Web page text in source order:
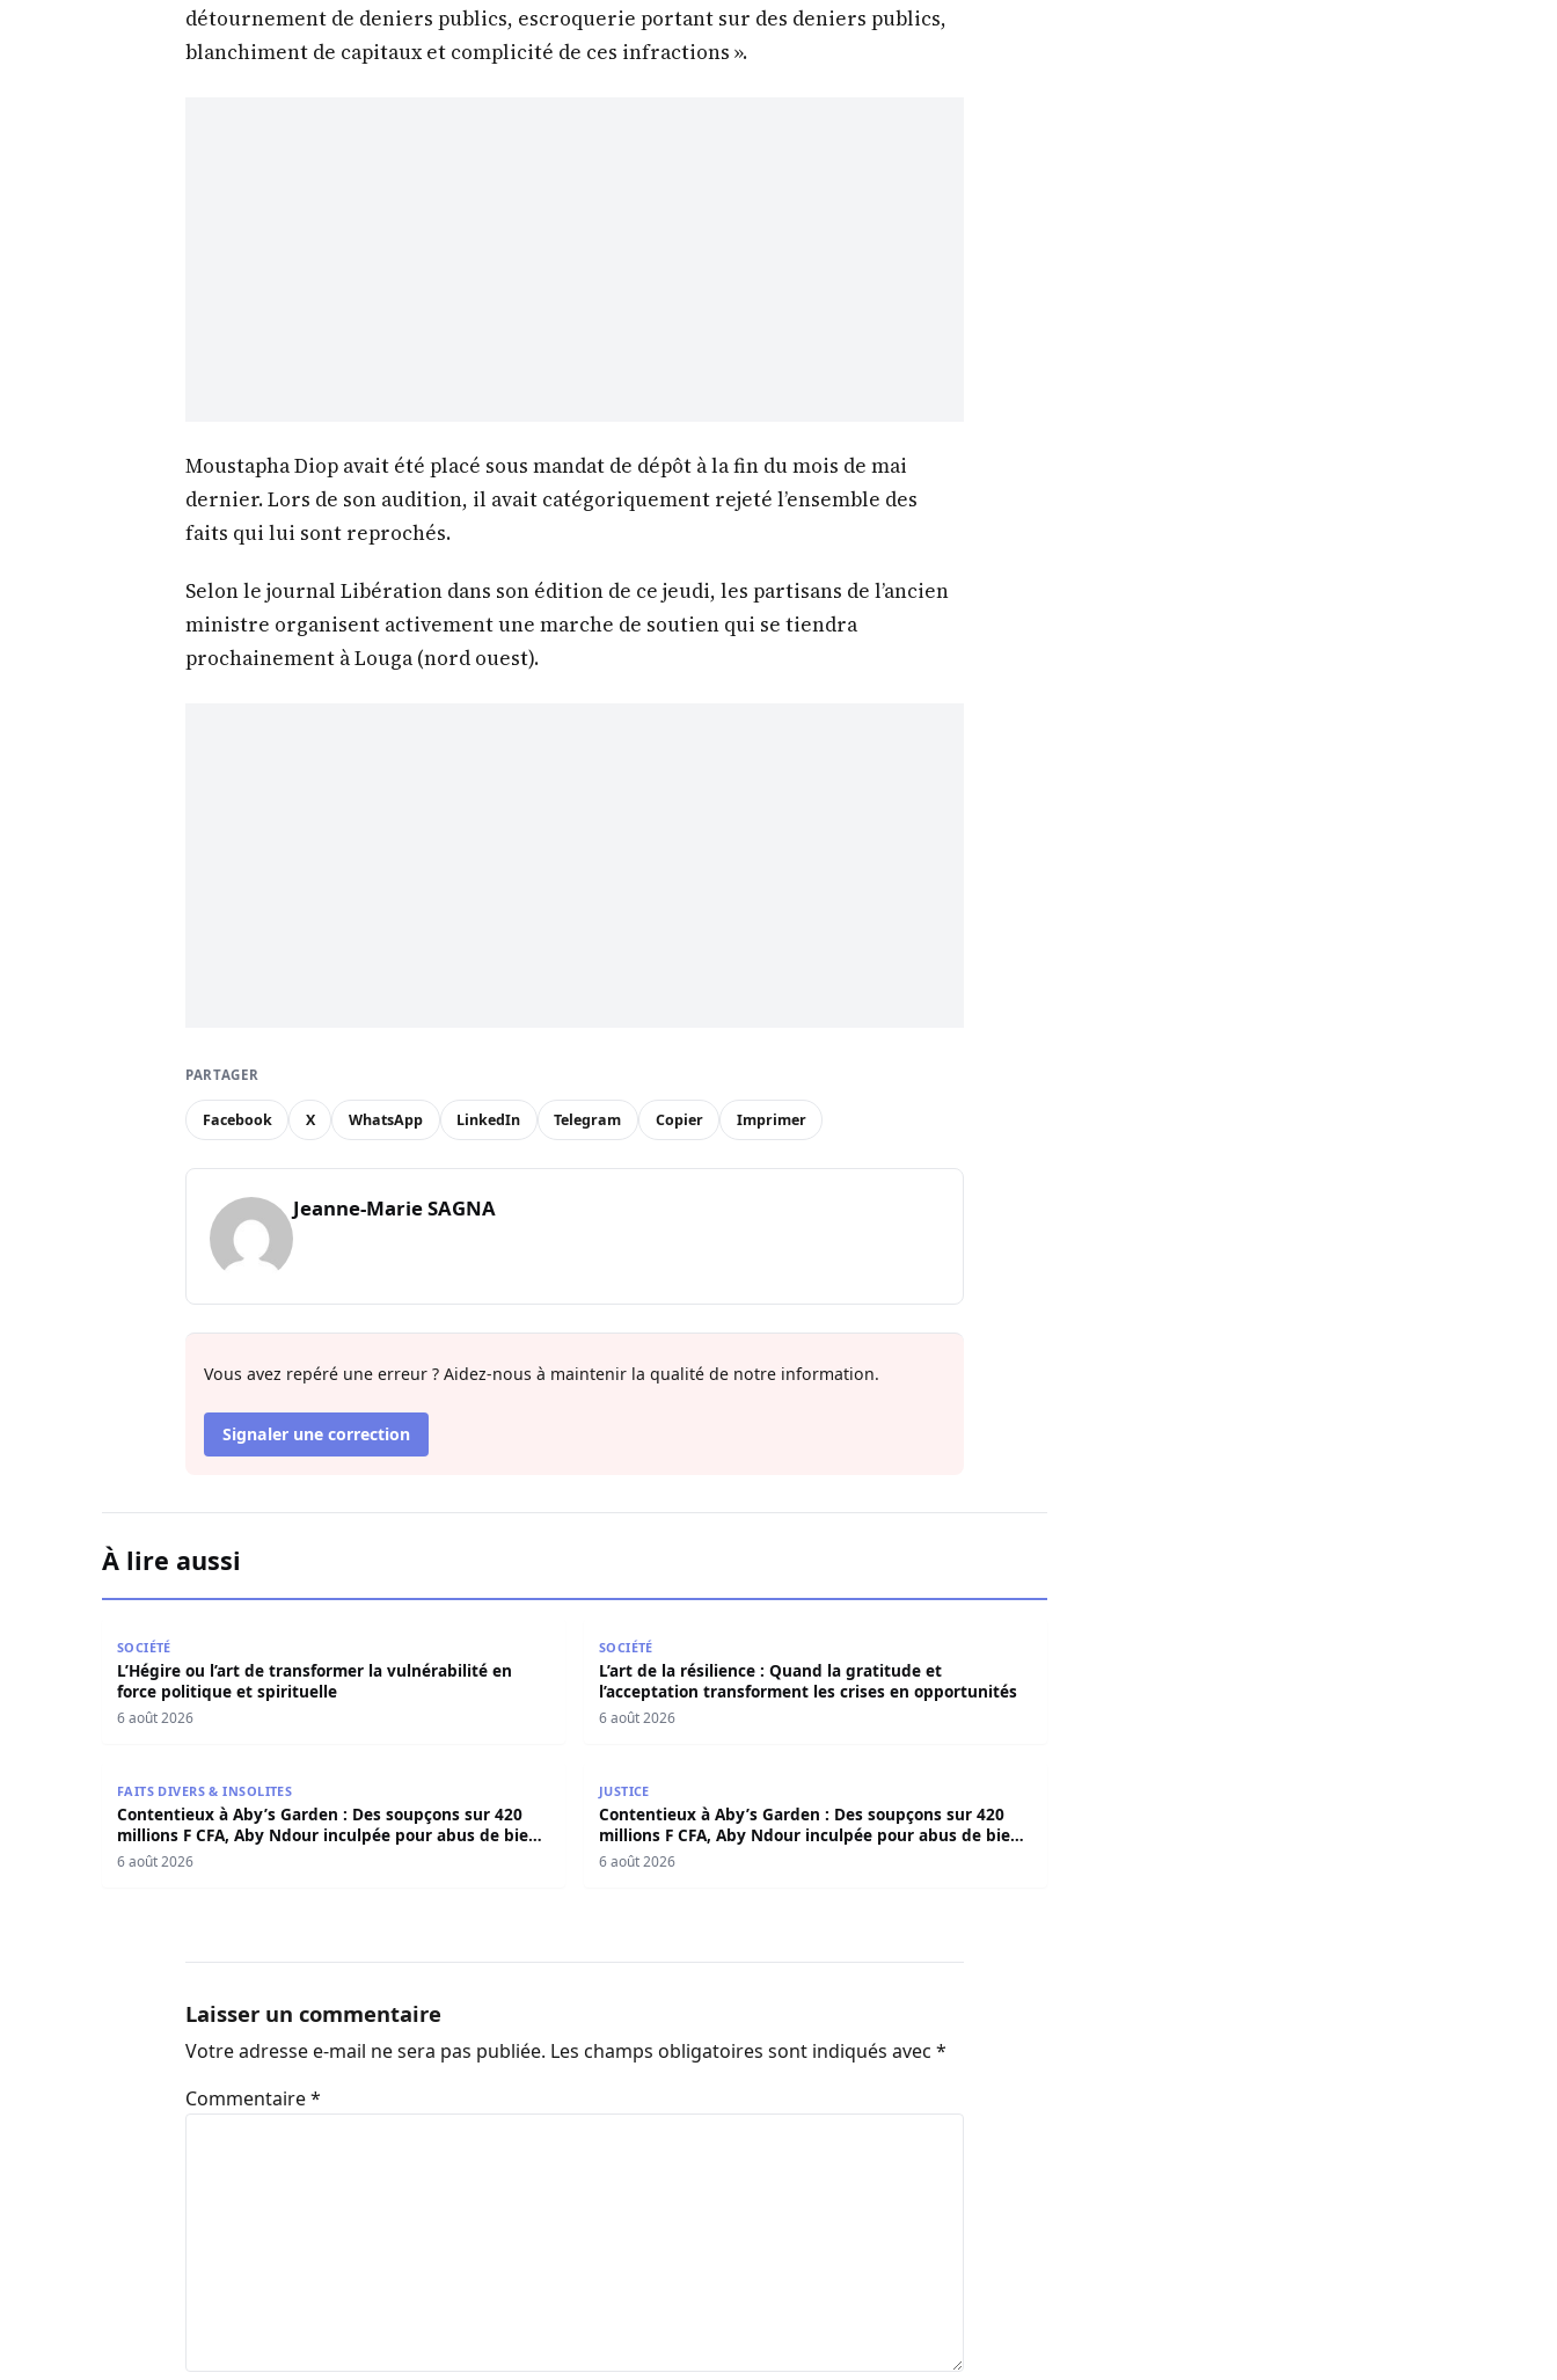
détournement de deniers publics, escroquerie portant sur des deniers publics,
blanchiment de capitaux et complicité de ces infractions ».
Moustapha Diop avait été placé sous mandat de dépôt à la fin du mois de mai
dernier. Lors de son audition, il avait catégoriquement rejeté l’ensemble des
faits qui lui sont reprochés.
Selon le journal Libération dans son édition de ce jeudi, les partisans de l’ancien
ministre organisent activement une marche de soutien qui se tiendra
prochainement à Louga (nord ouest).
PARTAGER
Facebook X WhatsApp LinkedIn Telegram Copier Imprimer
Jeanne-Marie SAGNA
Vous avez repéré une erreur ? Aidez-nous à maintenir la qualité de notre information.
Signaler une correction
À lire aussi
SOCIÉTÉ
L’Hégire ou l’art de transformer la vulnérabilité en
force politique et spirituelle
6 août 2026
SOCIÉTÉ
L’art de la résilience : Quand la gratitude et
l’acceptation transforment les crises en opportunités
6 août 2026
FAITS DIVERS & INSOLITES
Contentieux à Aby’s Garden : Des soupçons sur 420
millions F CFA, Aby Ndour inculpée pour abus de biens
sociaux
6 août 2026
JUSTICE
Contentieux à Aby’s Garden : Des soupçons sur 420
millions F CFA, Aby Ndour inculpée pour abus de biens
sociaux
6 août 2026
Laisser un commentaire
Votre adresse e-mail ne sera pas publiée. Les champs obligatoires sont indiqués avec *
Commentaire*